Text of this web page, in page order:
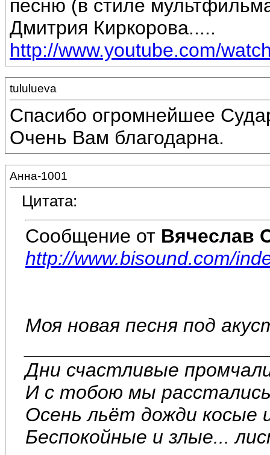
песню (в стиле
Дмитрия Киркорова.....
http://www.youtube.com/
tululueva
Спасибо огромнейшее
Очень Вам благодарна.
Анна-1001
Цитата:
Сообщение от Вячеслав
http://www.bisound.com/
Моя новая песня под
Дни счастливые
И с тобою мы
Осень льёт дожди косые
Беспокойные и злые...